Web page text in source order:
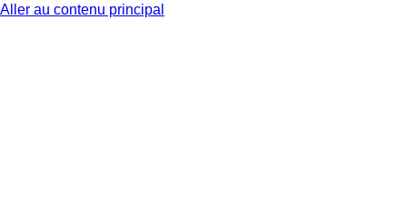
Aller au contenu principal